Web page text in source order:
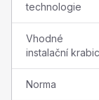
technologie
Vhodné
instalační
Norma